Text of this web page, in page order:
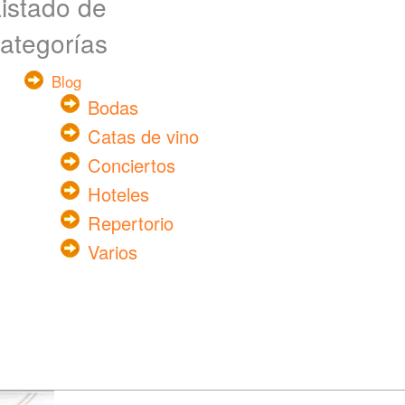
Blog
Bodas
Catas de vino
Conciertos
Hoteles
Repertorio
Varios